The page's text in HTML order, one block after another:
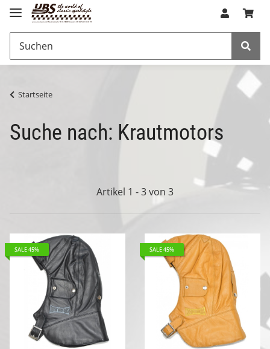
Startseite
Suche nach: Krautmotors
Artikel 1 - 3 von 3
SALE 45% SALE 45%